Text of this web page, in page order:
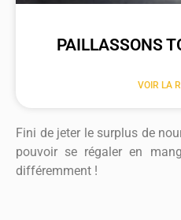
PAILLASSONS
VOIR LA
Fini de jeter le surplus de
pouvoir se régaler en
différemment !